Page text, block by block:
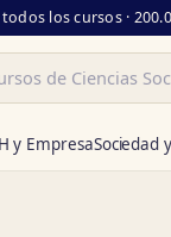
todos los cursos ·
y EmpresaSociedad